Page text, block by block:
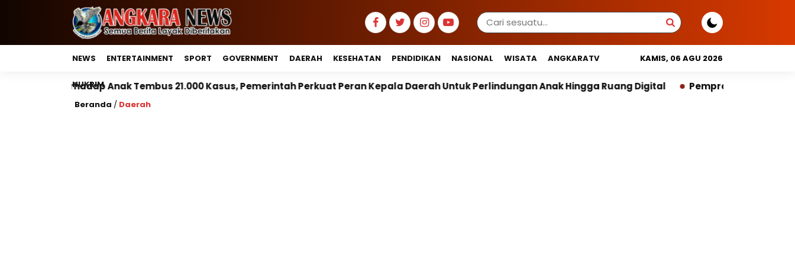
NEWS ENTERTAINMENT SPORT GOVERNMENT DAERAH KESEHATAN PENDIDIKAN NASIONAL WISATA ANGKARATV
HUKRIM
KAMIS, 06 AGU 2026
Anak Tembus 21.000 Kasus, Pemerintah Perkuat Peran Kepala Daerah Untuk Perlindungan Anak Hingga Ruang Digital Pemprov DKI Libatkan Lintas Lembaga
Beranda / Daerah